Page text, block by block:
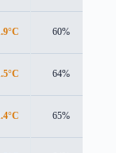
60%
64%
65%